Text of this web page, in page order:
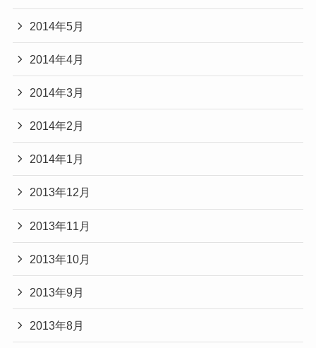
2014年5月
2014年4月
2014年3月
2014年2月
2014年1月
2013年12月
2013年11月
2013年10月
2013年9月
2013年8月